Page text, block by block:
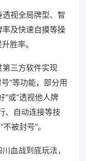
视全局牌型、智
及快速自摸等操
胜率。
三方软件实现
”等功能，部分用
”或“透视他人牌
、自动连接等技
被封号”。
血战到底玩法，